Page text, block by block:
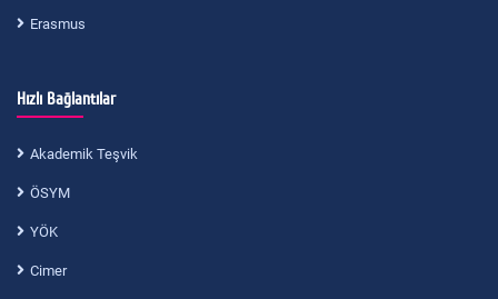
Erasmus
Hızlı Bağlantılar
Akademik Teşvik
ÖSYM
YÖK
Cimer